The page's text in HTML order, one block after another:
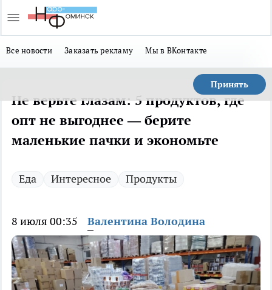
Все новости Заказать рекламу Мы в ВКонтакте
Принять
Не верьте глазам: 5 продуктов, где
опт не выгоднее — берите
маленькие пачки и экономьте
Еда Интересное Продукты
8 июля 00:35 Валентина Володина